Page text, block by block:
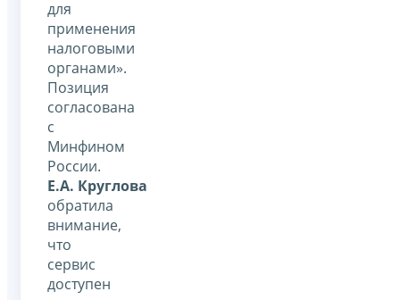
для
применения
налоговыми
органами».
Позиция
согласована
с
Минфином
России.
Е.А. Круглова
обратила
внимание,
что
сервис
доступен